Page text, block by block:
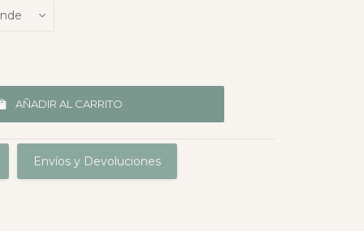
AÑADIR AL CARRITO
Envíos y Devoluciones